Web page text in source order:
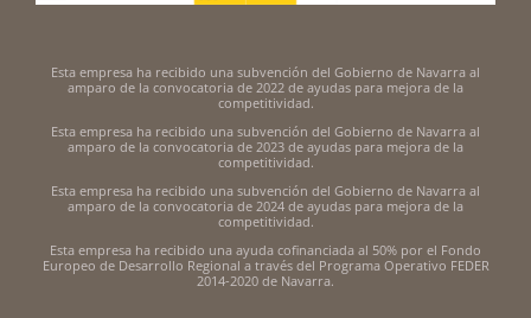
Esta empresa ha recibido una subvención del Gobierno de Navarra al
amparo de la convocatoria de 2022 de ayudas para mejora de la
competitividad.
Esta empresa ha recibido una subvención del Gobierno de Navarra al
amparo de la convocatoria de 2023 de ayudas para mejora de la
competitividad.
Esta empresa ha recibido una subvención del Gobierno de Navarra al
amparo de la convocatoria de 2024 de ayudas para mejora de la
competitividad.
Esta empresa ha recibido una ayuda cofinanciada al 50% por el Fondo
Europeo de Desarrollo Regional a través del Programa Operativo FEDER
2014-2020 de Navarra.